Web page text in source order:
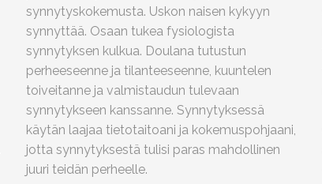
synnytyskokemusta. Uskon naisen kykyyn
synnyttää. Osaan tukea fysiologista
synnytyksen kulkua. Doulana tutustun
perheeseenne ja tilanteeseenne, kuuntelen
toiveitanne ja valmistaudun tulevaan
synnytykseen kanssanne. Synnytyksessä
käytän laajaa tietotaitoani ja kokemuspohjaani,
jotta synnytyksestä tulisi paras mahdollinen
juuri teidän perheelle.